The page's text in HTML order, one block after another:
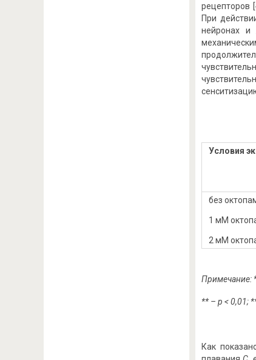
рецепторов
При
нейронах и
Условия
без
1 мМ
2 мМ
Примечание:
** – p < 0,01;
Как